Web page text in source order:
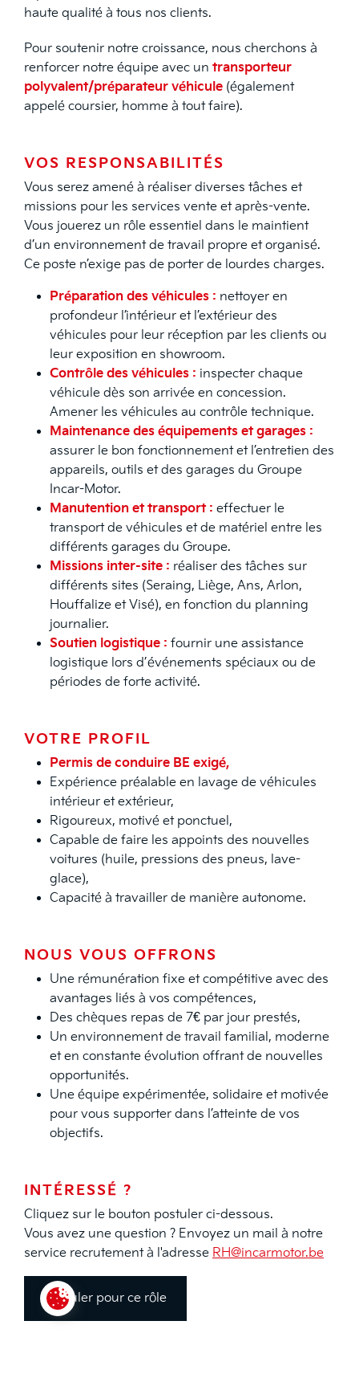
haute qualité à tous nos clients.
Pour soutenir notre croissance, nous cherchons à
renforcer notre équipe avec un transporteur
polyvalent/préparateur véhicule (également
appelé coursier, homme à tout faire).
VOS RESPONSABILITÉS
Vous serez amené à réaliser diverses tâches et
missions pour les services vente et après-vente.
Vous jouerez un rôle essentiel dans le maintient
d’un environnement de travail propre et organisé.
Ce poste n’exige pas de porter de lourdes charges.
Préparation des véhicules : nettoyer en
profondeur l’intérieur et l’extérieur des
véhicules pour leur réception par les clients ou
leur exposition en showroom.
Contrôle des véhicules : inspecter chaque
véhicule dès son arrivée en concession.
Amener les véhicules au contrôle technique.
Maintenance des équipements et garages :
assurer le bon fonctionnement et l’entretien des
appareils, outils et des garages du Groupe
Incar-Motor.
Manutention et transport : effectuer le
transport de véhicules et de matériel entre les
différents garages du Groupe.
Missions inter-site : réaliser des tâches sur
différents sites (Seraing, Liège, Ans, Arlon,
Houffalize et Visé), en fonction du planning
journalier.
Soutien logistique : fournir une assistance
logistique lors d’événements spéciaux ou de
périodes de forte activité.
VOTRE PROFIL
Permis de conduire BE exigé,
Expérience préalable en lavage de véhicules
intérieur et extérieur,
Rigoureux, motivé et ponctuel,
Capable de faire les appoints des nouvelles
voitures (huile, pressions des pneus, lave-
glace),
Capacité à travailler de manière autonome.
NOUS VOUS OFFRONS
Une rémunération f­ixe et compétitive avec des
avantages liés à vos compétences,
Des chèques repas de 7€ par jour prestés,
Un environnement de travail familial, moderne
et en constante évolution offrant de nouvelles
opportunités.
Une équipe expérimentée, solidaire et motivée
pour vous supporter dans l’atteinte de vos
objectifs.
INTÉRESSÉ ?
Cliquez sur le bouton postuler ci-dessous.
Vous avez une question ? Envoyez un mail à notre
service recrutement à l'adresse RH@incarmotor.be
Postuler pour ce rôle
Paramétrer les cookies